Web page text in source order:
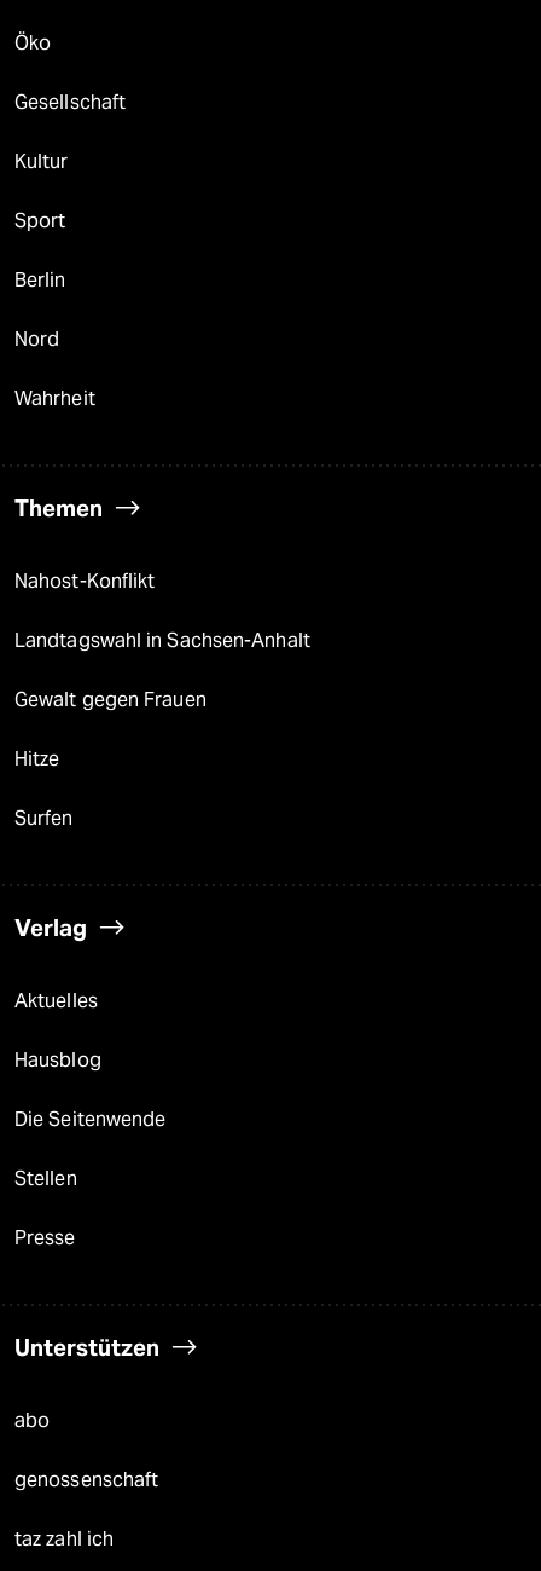
Öko
Gesellschaft
Kultur
Sport
Berlin
Nord
Wahrheit
Themen
Nahost-Konflikt
Landtagswahl in Sachsen-Anhalt
Gewalt gegen Frauen
Hitze
Surfen
Verlag
Aktuelles
Hausblog
Die Seitenwende
Stellen
Presse
Unterstützen
abo
genossenschaft
taz zahl ich